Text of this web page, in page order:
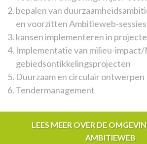
bepalen van
en voorzitten Ambitieweb-
kansen implementeren in
Implementatie van milieu-
gebiedsontikkelingsprojecten
Duurzaam en circulair ontwerpen
Tendermanagement
LEES MEER OVER DE
AMBITIEWEB